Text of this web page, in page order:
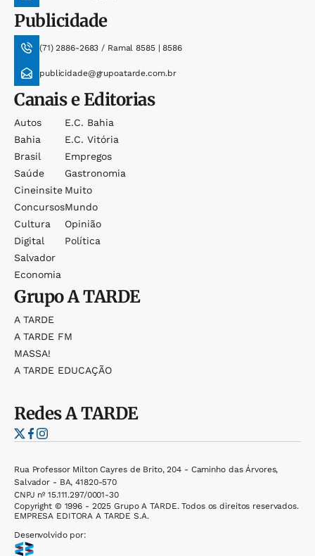
Publicidade
(71) 2886-2683 / Ramal 8585 | 8586
publicidade@grupoatarde.com.br
Canais e Editorias
Autos
Bahia
Brasil
Saúde
Cineinsite
Concursos
Cultura
Digital
Salvador
Economia
E.c. Bahia
E.c. Vitória
Empregos
Gastronomia
Muito
Mundo
Opinião
Política
GrupoA TARDE
A TARDE
A TARDE FM
MASSA!
A TARDE EDUCAÇÃO
RedesA TARDE
Rua Professor Milton Cayres de Brito, 204 - Caminho das Árvores,
Salvador - BA, 41820-570
CNPJ nº 15.111.297/0001-30
Copyright © 1996 - 2025 Grupo A TARDE. Todos os direitos reservados.
EMPRESA EDITORA A TARDE S.A.
Desenvolvido por: